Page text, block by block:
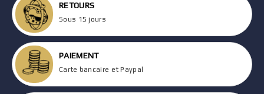
RETOURS
Sous 15 jours
PAIEMENT
Carte bancaire et Paypal